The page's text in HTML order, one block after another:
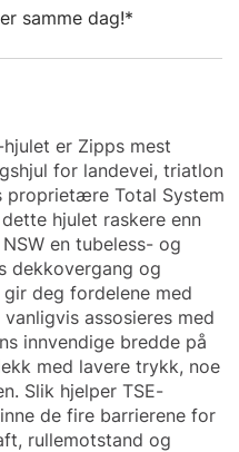
samme dag!*
er Zipps mest
for landevei, triatlon
Total System
hjulet raskere enn
en tubeless- og
dekkovergang og
deg fordelene med
assosieres med
innvendige bredde på
med lavere trykk, noe
Slik hjelper TSE-
de fire barrierene for
rullemotstand og